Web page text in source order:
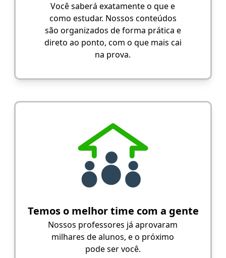
Você saberá exatamente o que e
como estudar. Nossos conteúdos
são organizados de forma prática e
direto ao ponto, com o que mais cai
na prova.
Temos o melhor time com a gente
Nossos professores já aprovaram
milhares de alunos, e o próximo
pode ser você.